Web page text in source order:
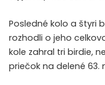
Posledné kolo a štyri
rozhodli o jeho
kole zahral tri birdie,
priečok na delené 63.